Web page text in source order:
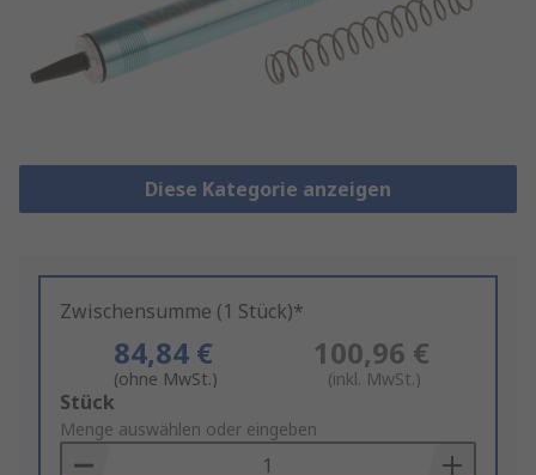
Diese Kategorie anzeigen
Zwischensumme (1 Stück)*
84,84 €
(ohne MwSt.)
100,96 €
(inkl. MwSt.)
Add
to
Basket
Stück
Menge auswählen oder eingeben